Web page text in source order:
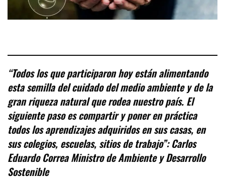
“Todos los que participaron hoy están alimentando
esta semilla del cuidado del medio ambiente y de la
gran riqueza natural que rodea nuestro país. El
siguiente paso es compartir y poner en práctica
todos los aprendizajes adquiridos en sus casas, en
sus colegios, escuelas, sitios de trabajo”: Carlos
Eduardo Correa Ministro de Ambiente y Desarrollo
Sostenible